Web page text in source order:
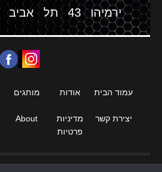
ירמיהו 43 תל אביב
עמוד הבית אודות מותגים
יצירת קשר
מדיניות
פרטיות
About